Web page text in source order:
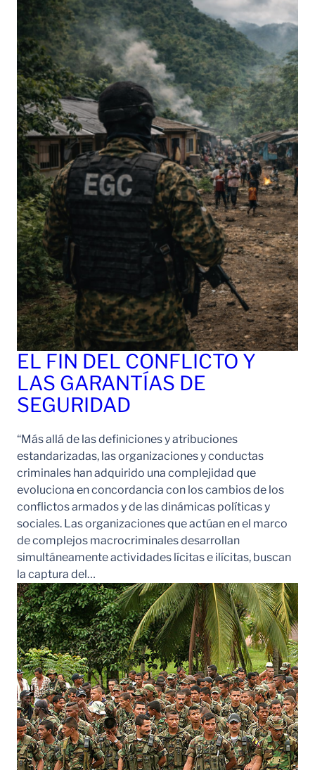
EL FIN DEL CONFLICTO Y
LAS GARANTÍAS DE
SEGURIDAD
“Más allá de las definiciones y atribuciones
estandarizadas, las organizaciones y conductas
criminales han adquirido una complejidad que
evoluciona en concordancia con los cambios de los
conflictos armados y de las dinámicas políticas y
sociales. Las organizaciones que actúan en el marco
de complejos macrocriminales desarrollan
simultáneamente actividades lícitas e ilícitas, buscan
la captura del…